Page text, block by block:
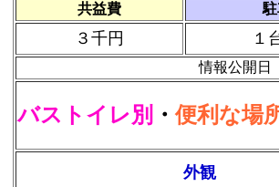
共益費
３千円 １
情報公開
バストイレ別 ・便利な場
外観